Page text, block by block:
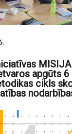
apgūts 6
cikls